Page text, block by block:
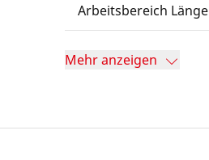
Arbeitsbereich Länge
Mehr anzeigen